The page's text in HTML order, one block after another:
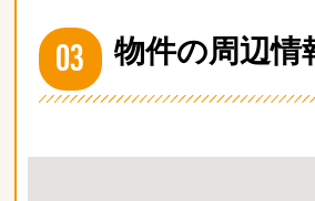
03 物件の周辺情